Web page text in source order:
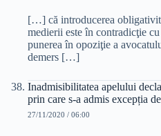
[…] că introducerea
medierii este în contradicţie
punerea în opoziţie a
demers […]
Inadmisibilitatea apelului
prin care s-a admis excepția
27/11/2020 / 06:00